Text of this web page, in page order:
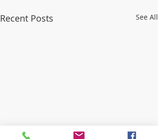
Recent Posts See All